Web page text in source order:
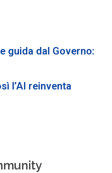
guida dal Governo:
l’AI reinventa